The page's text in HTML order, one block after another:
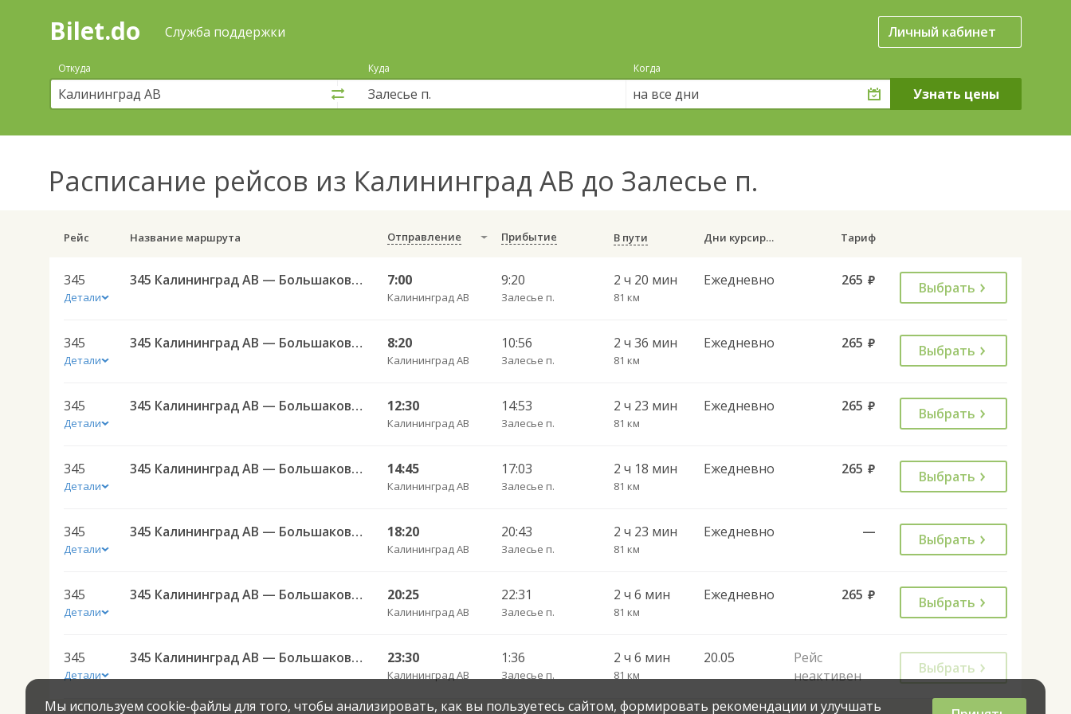
Поиск
покупка
билетов
автобус
онлайн
Bilet.do Служба поддержки Личный кабинет
Откуда Куда Когда
на все дни
Расписание рейсов из Калининград АВ до Залесье п.
Рейс Название маршрута Отправление Прибытие В пути Дни курсирования Тариф
345
Детали
345 Калининград АВ — Большаково п. ч/з Полесск г. 7:00
Калининград АВ
9:20
Залесье п.
2 ч 20 мин
81 км
Ежедневно 265 руб. Выбрать
345
Детали
345 Калининград АВ — Большаково п. ч/з Полесск г. 8:20
Калининград АВ
10:56
Залесье п.
2 ч 36 мин
81 км
Ежедневно 265 руб. Выбрать
345
Детали
345 Калининград АВ — Большаково п. ч/з Полесск г. 12:30
Калининград АВ
14:53
Залесье п.
2 ч 23 мин
81 км
Ежедневно 265 руб. Выбрать
345
Детали
345 Калининград АВ — Большаково п. ч/з Полесск г. 14:45
Калининград АВ
17:03
Залесье п.
2 ч 18 мин
81 км
Ежедневно 265 руб. Выбрать
345
Детали
345 Калининград АВ — Большаково п. ч/з Полесск г. 18:20
Калининград АВ
20:43
Залесье п.
2 ч 23 мин
81 км
Ежедневно — Выбрать
345
Детали
345 Калининград АВ — Большаково п. ч/з Полесск г. 20:25
Калининград АВ
22:31
Залесье п.
2 ч 6 мин
81 км
Ежедневно 265 руб. Выбрать
345
Детали
345 Калининград АВ — Большаково п. ч/з Полесск г. 23:30
Калининград АВ
1:36
Залесье п.
2 ч 6 мин
81 км
20.05
Рейс
неактивен
Выбрать
Мы используем cookie-файлы для того, чтобы анализировать, как вы пользуетесь сайтом, формировать рекомендации и улучшать